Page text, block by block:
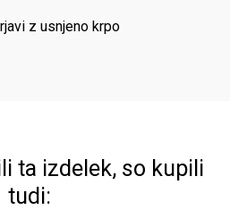
z usnjeno krpo
ta izdelek, so kupili
tudi: